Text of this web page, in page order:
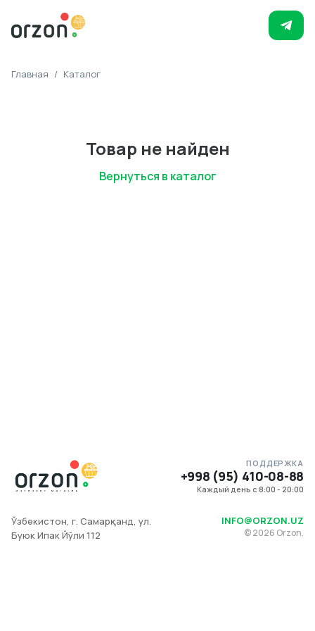
Главная / Каталог
Товар не найден
Вернуться в каталог
ПОДДЕРЖКА
+998 (95) 410-08-88
Каждый день с 8:00 - 20:00
Ўзбекистон, г. Самарқанд, ул.
Буюк Ипак Йўли 112
INFO@ORZON.UZ
©2026 Orzon.